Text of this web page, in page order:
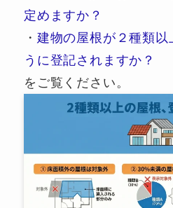
定めますか？
・ 建物の屋根が２種類以
うに登記されますか？
をご覧ください。